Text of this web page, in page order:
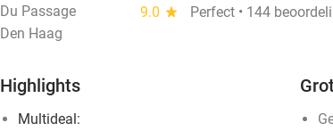
Du Passage 9.0 star
Perfect • 144
Den Haag
Highlights
Multideal: